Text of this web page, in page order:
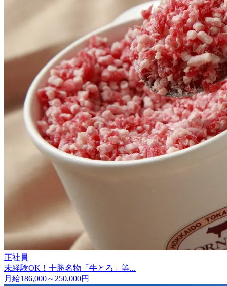
正社員
未経験OK！十勝名物「牛とろ」等...
月給186,000～250,000円